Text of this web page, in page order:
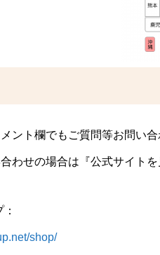
ント欄でもご質問等お問い
わせの場合は『公式サイト
shop/